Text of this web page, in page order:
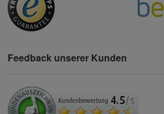
Feedback unserer Kunden